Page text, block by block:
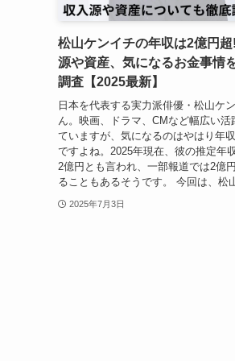
松山ケンイチの年収は2億円超
源や資産、気になるお金事情
調査【2025最新】
日本を代表する実力派俳優・松山ケ
ん。映画、ドラマ、CMなど幅広い活
ていますが、気になるのはやはり年
ですよね。2025年現在、彼の推定年
2億円とも言われ、一部報道では2億
ることもあるそうです。 今回は、松
2025年7月3日